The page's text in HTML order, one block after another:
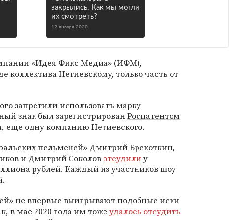
закрылись. Как мы могли
их смотреть?
12 января 2020
«Идея Фикс Медиа» (ИФМ),
коллектива Нетиевскому, только часть от
запретили использовать марку
знак был зарегистрированРоспатентом
еще одну компанию Нетиевского.
пельменей» Дмитрий Брекоткин,
и Дмитрий Соколов отсудилиу
рублей. Каждый из участников шоу
не впервые выигрывают подобные иски
в мае 2020 года им тоже удалось отсудить